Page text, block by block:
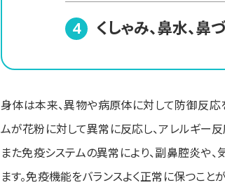
くしゃみ、鼻水、鼻
身体は本来、異物や病原体に対して防御反応
ムが花粉に対して異常に反応し、アレルギー
また免疫システムの異常により、副鼻腔炎や
ます。免疫機能をバランスよく正常に保つこと